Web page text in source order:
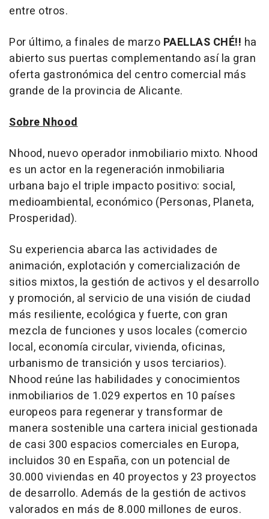
entre otros.
Por último, a finales de marzo PAELLAS CHÉ!! ha
abierto sus puertas complementando así la gran
oferta gastronómica del centro comercial más
grande de la provincia de Alicante.
Sobre Nhood
Nhood, nuevo operador inmobiliario mixto. Nhood
es un actor en la regeneración inmobiliaria
urbana bajo el triple impacto positivo: social,
medioambiental, económico (Personas, Planeta,
Prosperidad).
Su experiencia abarca las actividades de
animación, explotación y comercialización de
sitios mixtos, la gestión de activos y el desarrollo
y promoción, al servicio de una visión de ciudad
más resiliente, ecológica y fuerte, con gran
mezcla de funciones y usos locales (comercio
local, economía circular, vivienda, oficinas,
urbanismo de transición y usos terciarios).
Nhood reúne las habilidades y conocimientos
inmobiliarios de 1.029 expertos en 10 países
europeos para regenerar y transformar de
manera sostenible una cartera inicial gestionada
de casi 300 espacios comerciales en Europa,
incluidos 30 en España, con un potencial de
30.000 viviendas en 40 proyectos y 23 proyectos
de desarrollo. Además de la gestión de activos
valorados en más de 8.000 millones de euros.